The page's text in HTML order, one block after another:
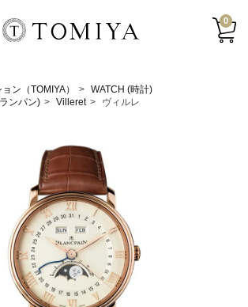
0
ン（TOMIYA）
WATCH (時計)
ンパン)
Villeret ヴィルレ